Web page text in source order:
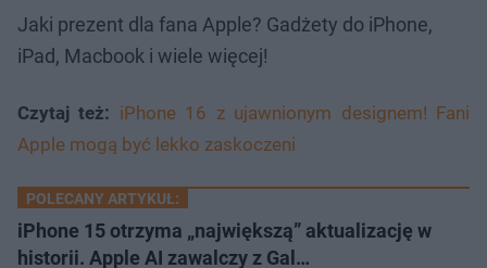
Jaki prezent dla fana Apple? Gadżety do iPhone,
iPad, Macbook i wiele więcej!
Czytaj też: iPhone 16 z ujawnionym designem! Fani
Apple mogą być lekko zaskoczeni
POLECANY ARTYKUŁ:
iPhone 15 otrzyma „największą” aktualizację w
historii. Apple AI zawalczy z Gal…